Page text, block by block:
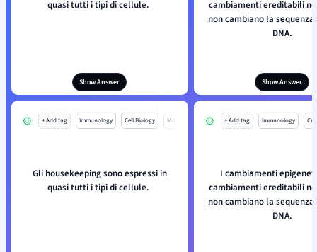
quasi tutti i tipi di cellule.
Show Answer
cambiamenti ereditabili
non cambiano la
DNA.
Show Answer
+ Add tag Immunology Cell Biology Mo
Gli housekeeping sono espressi in
quasi tutti i tipi di cellule.
+ Add tag Immunology
I cambiamenti
cambiamenti ereditabili
non cambiano la
DNA.